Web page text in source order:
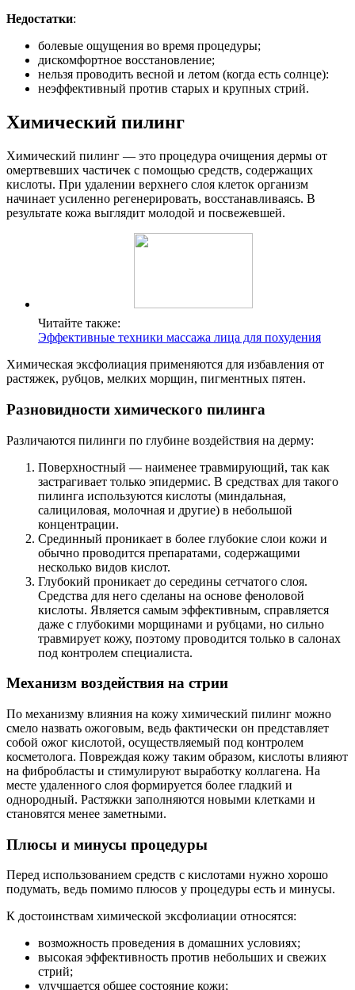
Недостатки:
болевые ощущения во время процедуры;
дискомфортное восстановление;
нельзя проводить весной и летом (когда есть солнце):
неэффективный против старых и крупных стрий.
Химический пилинг
Химический пилинг — это процедура очищения дермы от
омертвевших частичек с помощью средств, содержащих
кислоты. При удалении верхнего слоя клеток организм
начинает усиленно регенерировать, восстанавливаясь. В
результате кожа выглядит молодой и посвежевшей.
Читайте также:
Эффективные техники массажа лица для похудения
Химическая эксфолиация применяются для избавления от
растяжек, рубцов, мелких морщин, пигментных пятен.
Разновидности химического пилинга
Различаются пилинги по глубине воздействия на дерму:
Поверхностный — наименее травмирующий, так как
застрагивает только эпидермис. В средствах для такого
пилинга используются кислоты (миндальная,
салициловая, молочная и другие) в небольшой
концентрации.
Срединный проникает в более глубокие слои кожи и
обычно проводится препаратами, содержащими
несколько видов кислот.
Глубокий проникает до середины сетчатого слоя.
Средства для него сделаны на основе феноловой
кислоты. Является самым эффективным, справляется
даже с глубокими морщинами и рубцами, но сильно
травмирует кожу, поэтому проводится только в салонах
под контролем специалиста.
Механизм воздействия на стрии
По механизму влияния на кожу химический пилинг можно
смело назвать ожоговым, ведь фактически он представляет
собой ожог кислотой, осуществляемый под контролем
косметолога. Повреждая кожу таким образом, кислоты влияют
на фибробласты и стимулируют выработку коллагена. На
месте удаленного слоя формируется более гладкий и
однородный. Растяжки заполняются новыми клетками и
становятся менее заметными.
Плюсы и минусы процедуры
Перед использованием средств с кислотами нужно хорошо
подумать, ведь помимо плюсов у процедуры есть и минусы.
К достоинствам химической эксфолиации относятся:
возможность проведения в домашних условиях;
высокая эффективность против небольших и свежих
стрий;
улучшается общее состояние кожи;